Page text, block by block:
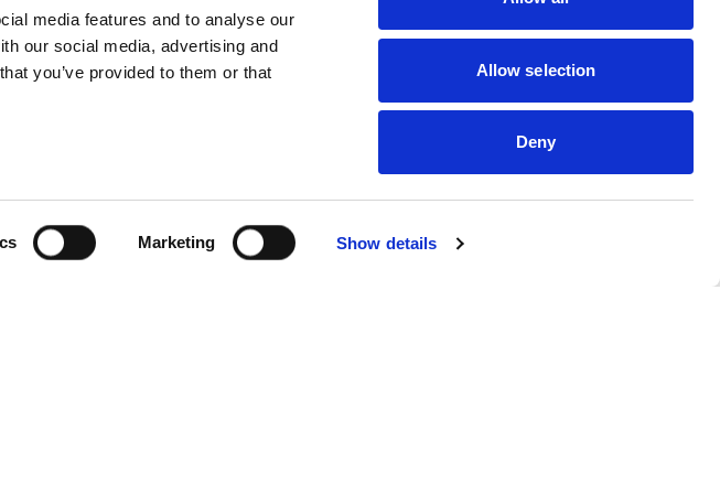
media features and to analyse our
our social media, advertising and
you’ve provided to them or that
Marketing Show details
Allow selection
Deny